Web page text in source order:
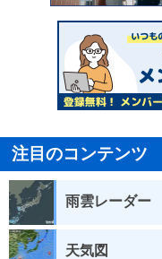
注目のコンテンツ
雨雲レーダー
天気図